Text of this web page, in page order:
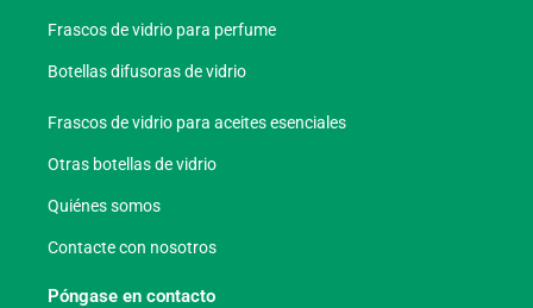
Frascos de vidrio para perfume
Botellas difusoras de vidrio
Frascos de vidrio para aceites esenciales
Otras botellas de vidrio
Quiénes somos
Contacte con nosotros
Póngase en contacto